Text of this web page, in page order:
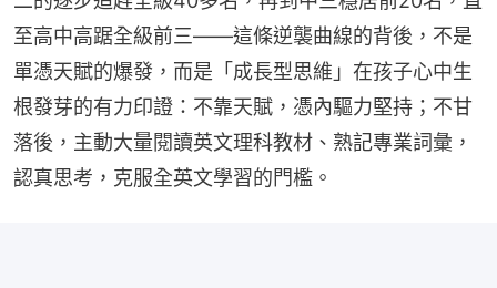
至高中高踞全級前三——這條逆襲曲線的背後，不是
單憑天賦的爆發，而是「成長型思維」在孩子心中生
根發芽的有力印證：不靠天賦，憑內驅力堅持；不甘
落後，主動大量閱讀英文理科教材、熟記專業詞彙，
認真思考，克服全英文學習的門檻。